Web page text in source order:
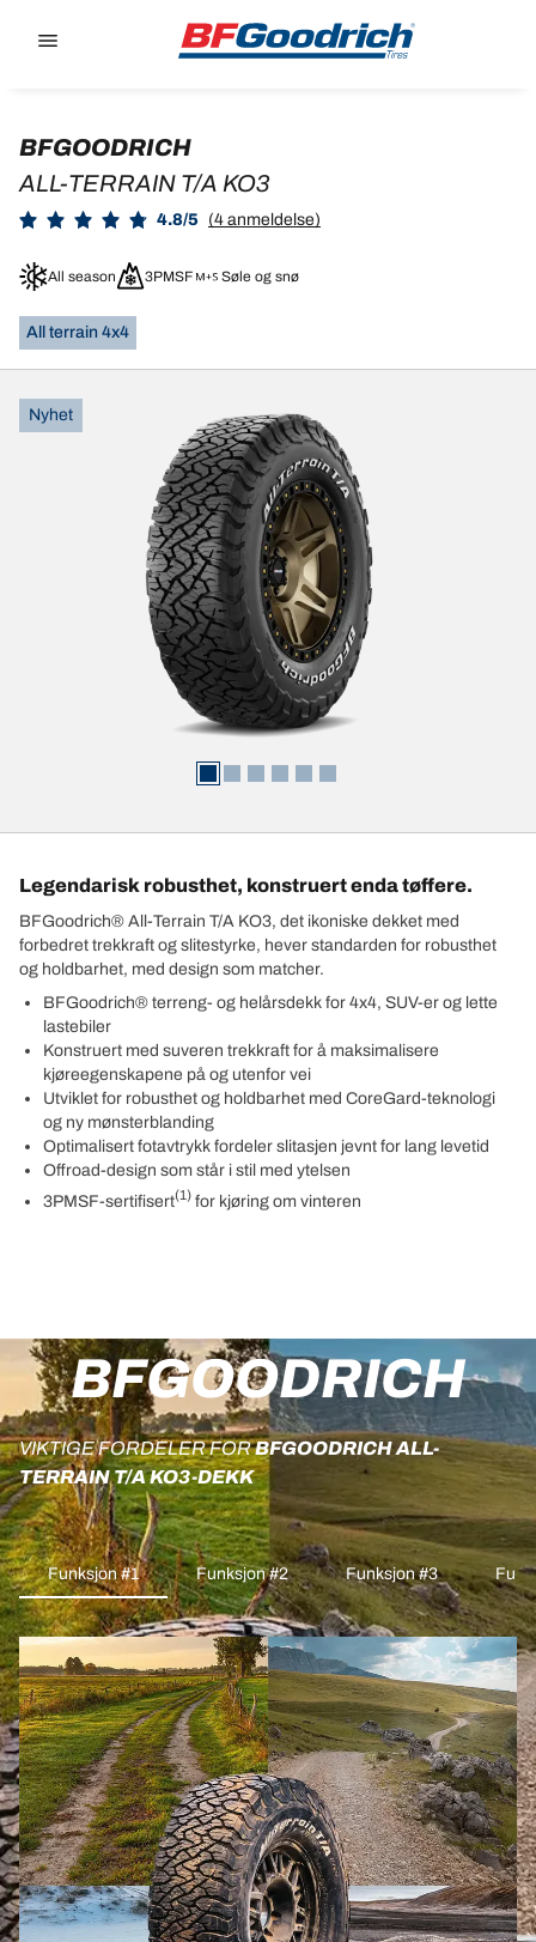
Nyhet
BFGOODRICH
ALL-TERRAIN T/A KO3
4.8/5 (4 anmeldelse)
All season 3PMSF Søle og snø
All terrain 4x4
Legendarisk robusthet, konstruert enda tøffere.
BFGoodrich® All-Terrain T/A KO3, det ikoniske dekket med
forbedret trekkraft og slitestyrke, hever standarden for robusthet
og holdbarhet, med design som matcher.
BFGoodrich® terreng- og helårsdekk for 4x4, SUV-er og lette
lastebiler
Konstruert med suveren trekkraft for å maksimalisere
kjøreegenskapene på og utenfor vei
Utviklet for robusthet og holdbarhet med CoreGard-teknologi
og ny mønsterblanding
Optimalisert fotavtrykk fordeler slitasjen jevnt for lang levetid
Offroad-design som står i stil med ytelsen
3PMSF-sertifisert(1) for kjøring om vinteren
BFGOODRICH
VIKTIGE FORDELER FORBFGOODRICH ALL-
TERRAIN T/A KO3-DEKK
Funksjon #1 Funksjon #2 Funksjon #3